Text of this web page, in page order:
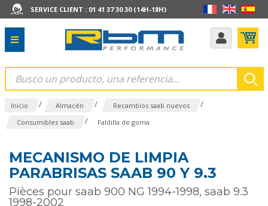
SERVICE CLIENT : 01 41 37 30 30 (14H-18H)
Inicio / Almacén / Recambios saab nuevos /
Consumibles saab / Faldilla de goma
MECANISMO DE LIMPIA
PARABRISAS SAAB 90 Y 9.3
Pièces pour saab 900 NG 1994-1998, saab 9.3
1998-2002